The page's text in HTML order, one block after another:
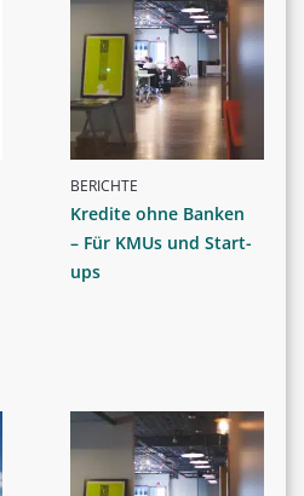
BERICHTE
Kredite ohne Banken
– Für KMUs und Start-
ups